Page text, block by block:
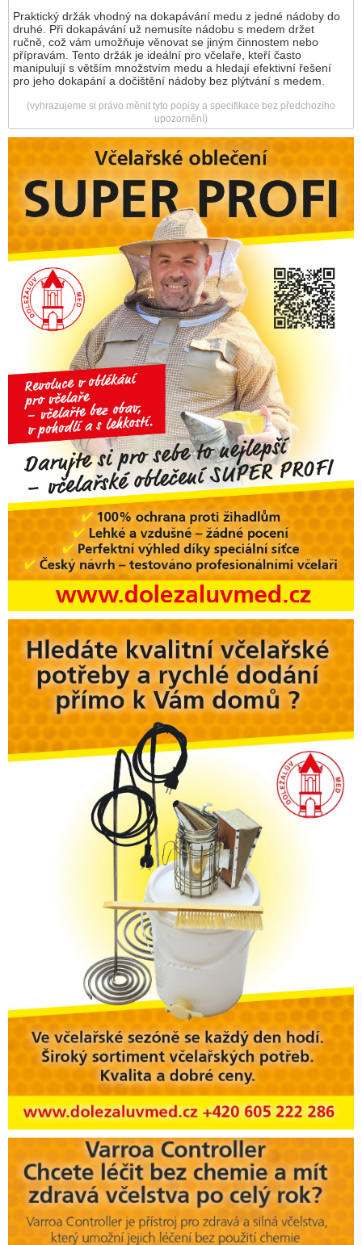
Praktický držák vhodný na dokapávání medu z jedné nádoby do
druhé. Při dokapávání už nemusíte nádobu s medem držet
ručně, což vám umožňuje věnovat se jiným činnostem nebo
přípravám. Tento držák je ideální pro včelaře, kteří často
manipulují s větším množstvím medu a hledají efektivní řešení
pro jeho dokapání a dočištění nádoby bez plýtvání s medem.
(vyhrazujeme si právo měnit tyto popisy a specifikace bez předchozího
upozornění)